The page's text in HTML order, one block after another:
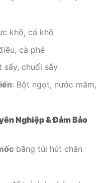
khô, cá khô
cà phê
sấy, chuối sấy
: Bột ngọt, nước mắm,
Nghiệp & Đảm Bảo
bằng túi hút chân